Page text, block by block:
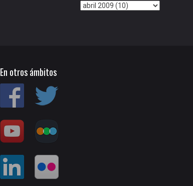
En otros ámbitos